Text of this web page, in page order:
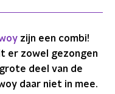
zijn een combi!
er zowel gezongen
deel van de
daar niet in mee.